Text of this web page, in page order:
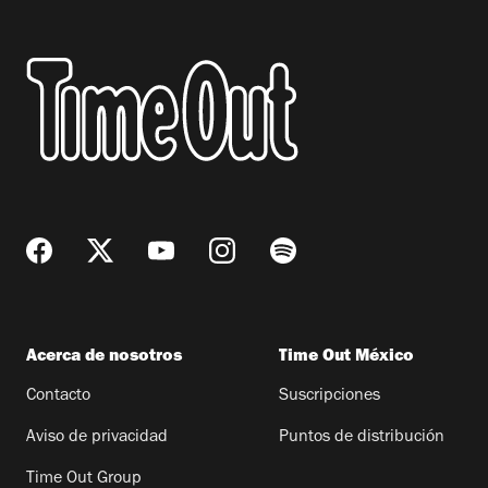
Acerca de nosotros
Contacto
Aviso de privacidad
Time Out Group
Time Out México
Suscripciones
Puntos de distribución